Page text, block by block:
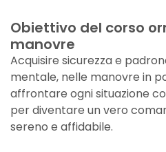
Obiettivo del corso
manovre
Acquisire sicurezza e
mentale, nelle manovre in
affrontare ogni situazione
per diventare un vero
sereno e affidabile.